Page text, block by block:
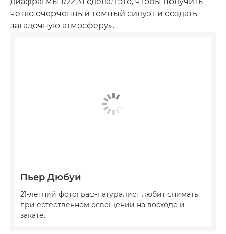
четко очерченный темный силуэт и создать
загадочную атмосферу».
Пьер Дюбуи
21-летний фотограф-натуралист любит снимать
при естественном освещении на восходе и
закате.